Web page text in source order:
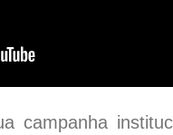
campanha